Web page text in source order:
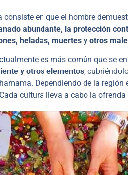
en que el hombre
abundante, la protección
heladas, muertes y otros
es más común que se
y otros elementos,
Dependiendo de la región
cultura lleva a cabo la